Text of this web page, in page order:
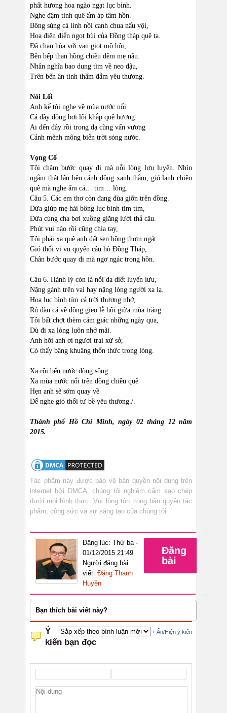
phất hương hoa ngào ngạt lục bình.
Nghe đậm tình quê ấm áp tâm hồn.
Bông súng cá linh nồi canh chua nấu vội,
Hoa điên điển ngọt bùi của Đồng tháp quê ta.
Đã chan hòa với vạn giọt mồ hôi,
Bên bếp than hồng chiều đêm mẹ nấu.
Nhân nghĩa bao dung tìm về neo đậu,
Trên bến ân tình thấm đẫm yêu thương.
Nói Lối
Anh kể tôi nghe về mùa nước nổi
Cá đầy đồng bơi lội khắp quê hương
Ai đến đây rồi trong dạ cũng vấn vương
Cảnh mênh mông biển trời sóng nước.
Vọng Cổ
Tôi chậm bước quay đi mà nỗi lòng lưu luyến. Nhìn
ngắm thật lâu bên cánh đồng xanh thẳm, gió lạnh chiều
quê mà nghe ấm cả… tim… lòng.
Câu 5. Các em thơ còn đang đùa giỡn trên đồng.
Đứa giúp mẹ hái bông lục bình tim tím,
Đứa cùng cha bơi xuồng giăng lưới thả câu.
Phút vui nào rồi cũng chia tay,
Tôi phải xa quê anh đất sen hồng thơm ngát.
Gió thổi vi vu quyện câu hò Đồng Tháp,
Chân bước quay đi mà ngơ ngác trong hồn.
Câu 6. Hành lý còn là nỗi da diết luyến lưu,
Nặng gánh trên vai hay nặng lòng người xa lạ.
Hoa lục bình tím cả trời thương nhớ,
Rủ đàn cá về đồng gieo lễ hội giữa mùa trăng.
Tôi bất chợt thèm cảm giác những ngày qua,
Dù đi xa lòng luôn nhớ mãi.
Anh hỡi anh ơi người trai xứ sở,
Có thấy bâng khuâng thổn thức trong lòng.
Xa rồi bến nước dòng sông
Xa mùa nước nổi trên đồng chiều quê
Hẹn anh sẽ sớm quay về
Để nghe gió thổi tư bề yêu thương./.
Thành phố Hồ Chí Minh, ngày 02 tháng 12 năm
2015.
Tác phẩm này được bảo vệ bản quyền nội dung trên
internet bởi DMCA, chúng tôi nghiêm cấm sao chép
dưới mọi hình thức. Vui lòng tôn trọng bản quyền tác
phẩm, công sức và sự sáng tạo của chúng tôi.
Đăng lúc: Thứ ba -
01/12/2015 21:49
Người đăng bài
viết: Đặng Thanh
Huyền
Đăng
bài
Bạn thích bài viết này?